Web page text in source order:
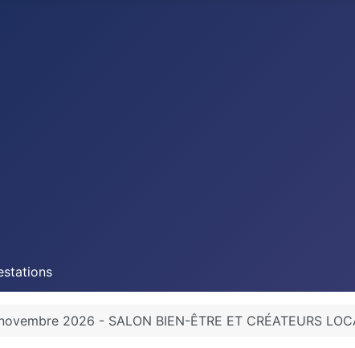
2026 - SALON BIEN-ÊTRE ET CRÉATEURS